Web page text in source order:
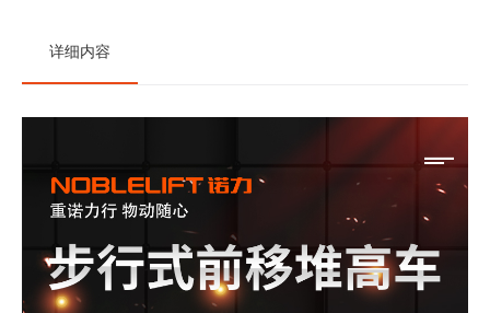
详细内容